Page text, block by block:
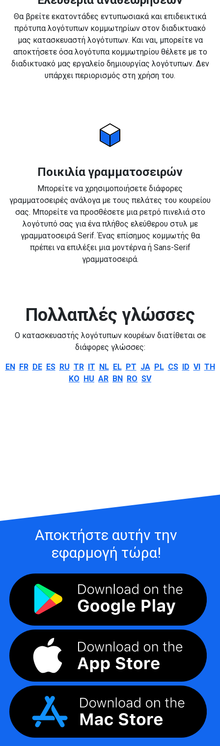
Θα βρείτε εκατοντάδες εντυπωσιακά και επιδεικτικά
πρότυπα λογότυπων κομμωτηρίων στον διαδικτυακό
μας κατασκευαστή λογότυπων. Και ναι, μπορείτε να
αποκτήσετε όσα λογότυπα κομμωτηρίου θέλετε με το
διαδικτυακό μας εργαλείο δημιουργίας λογότυπων. Δεν
υπάρχει περιορισμός στη χρήση του.
Ποικιλία γραμματοσειρών
Μπορείτε να χρησιμοποιήσετε διάφορες
γραμματοσειρές ανάλογα με τους πελάτες του κουρείου
σας. Μπορείτε να προσθέσετε μια ρετρό πινελιά στο
λογότυπό σας για ένα πλήθος ελεύθερου στυλ με
γραμματοσειρά Serif. Ένας επίσημος κομμωτής θα
πρέπει να επιλέξει μια μοντέρνα ή Sans-Serif
γραμματοσειρά.
Πολλαπλές γλώσσες
Ο κατασκευαστής λογότυπων κουρέων διατίθεται σε
διάφορες γλώσσες:
EN FR DE ES RU TR IT NL EL PT JA PL CS ID VI TH
KO HU AR BN RO SV
Αποκτήστε αυτήν την
εφαρμογή τώρα!